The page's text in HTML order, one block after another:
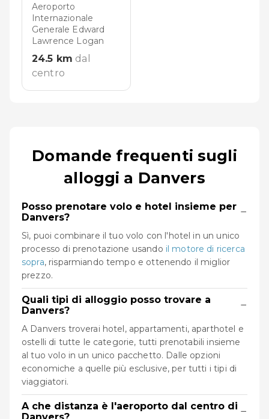
Aeroporto
Internazionale
Generale Edward
Lawrence Logan
24.5 km dal
centro
Domande frequenti sugli
alloggi a Danvers
Posso prenotare volo e hotel insieme per
Danvers?
−
Sì, puoi combinare il tuo volo con l'hotel in un unico
processo di prenotazione usando il motore di ricerca
sopra, risparmiando tempo e ottenendo il miglior
prezzo.
Quali tipi di alloggio posso trovare a
Danvers?
−
A Danvers troverai hotel, appartamenti, aparthotel e
ostelli di tutte le categorie, tutti prenotabili insieme
al tuo volo in un unico pacchetto. Dalle opzioni
economiche a quelle più esclusive, per tutti i tipi di
viaggiatori.
A che distanza è l'aeroporto dal centro di −